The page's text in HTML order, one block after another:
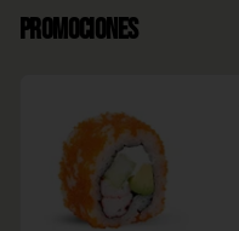
Promociones